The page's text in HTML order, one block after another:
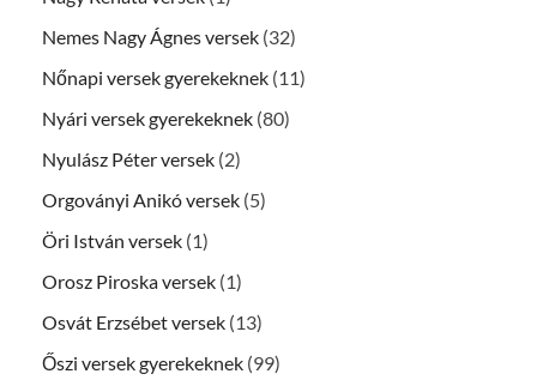
Nemes Nagy Ágnes versek (32)
Nőnapi versek gyerekeknek (11)
Nyári versek gyerekeknek (80)
Nyulász Péter versek (2)
Orgoványi Anikó versek (5)
Öri István versek (1)
Orosz Piroska versek (1)
Osvát Erzsébet versek (13)
Őszi versek gyerekeknek (99)